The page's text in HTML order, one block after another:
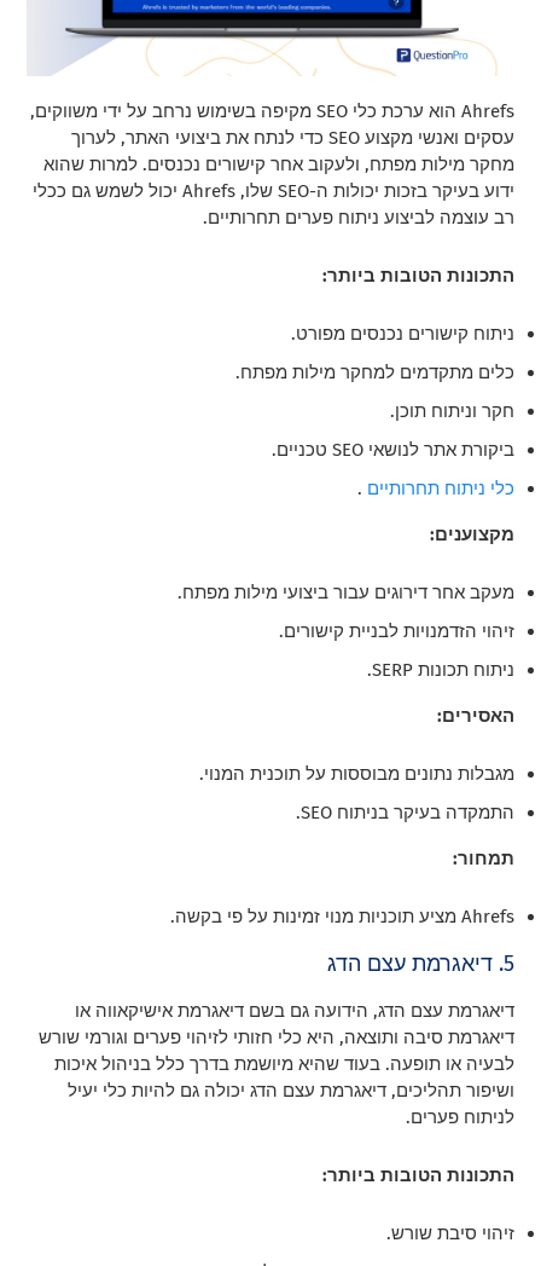
Ahrefs הוא ערכת כלי SEO מקיפה בשימוש נרחב על ידי משווקים,
עסקים ואנשי מקצוע SEO כדי לנתח את ביצועי האתר, לערוך
מחקר מילות מפתח, ולעקוב אחר קישורים נכנסים. למרות שהוא
ידוע בעיקר בזכות יכולות ה-SEO שלו, Ahrefs יכול לשמש גם ככלי
רב עוצמה לביצוע ניתוח פערים תחרותיים.
התכונות הטובות ביותר:
ניתוח קישורים נכנסים מפורט.
כלים מתקדמים למחקר מילות מפתח.
חקר וניתוח תוכן.
ביקורת אתר לנושאי SEO טכניים.
כלי ניתוח תחרותיים .
מקצוענים:
מעקב אחר דירוגים עבור ביצועי מילות מפתח.
זיהוי הזדמנויות לבניית קישורים.
ניתוח תכונות SERP.
האסירים:
מגבלות נתונים מבוססות על תוכנית המנוי.
התמקדה בעיקר בניתוח SEO.
תמחור:
Ahrefs מציע תוכניות מנוי זמינות על פי בקשה.
5. דיאגרמת עצם הדג
דיאגרמת עצם הדג, הידועה גם בשם דיאגרמת אישיקאווה או
דיאגרמת סיבה ותוצאה, היא כלי חזותי לזיהוי פערים וגורמי שורש
לבעיה או תופעה. בעוד שהיא מיושמת בדרך כלל בניהול איכות
ושיפור תהליכים, דיאגרמת עצם הדג יכולה גם להיות כלי יעיל
לניתוח פערים.
התכונות הטובות ביותר:
זיהוי סיבת שורש.